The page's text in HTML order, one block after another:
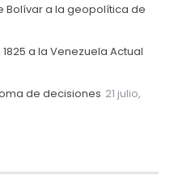
Bolívar a la geopolítica de
a la Venezuela Actual
de decisiones 21 julio,